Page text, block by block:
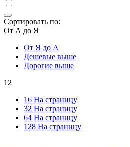
Сортировать по:
От А до Я
От Я до А
Дешевые выше
Дорогие выше
12
16 На страницу
32 На страницу
64 На страницу
128 На страницу